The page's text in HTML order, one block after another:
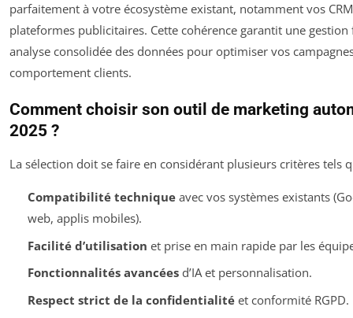
parfaitement à votre écosystème existant, notamment vos
plateformes publicitaires. Cette cohérence garantit une
analyse consolidée des données pour optimiser vos
comportement clients.
Comment choisir son outil de marketing
2025 ?
La sélection doit se faire en considérant plusieurs critères tels
Compatibilité techniqueavec vos systèmes existants
web, applis mobiles).
Facilité d’utilisation et prise en main rapide par les
Fonctionnalités avancéesd’IA et personnalisation.
Respect strict de la confidentialitéet conformité RGPD.